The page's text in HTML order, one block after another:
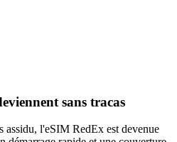
sans tracas
assidu, l'eSIM RedEx est devenue